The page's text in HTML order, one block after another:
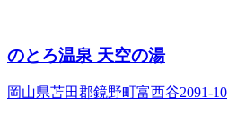
のとろ温泉 天空の湯
岡山県苫田郡鏡野町富西谷2091-10